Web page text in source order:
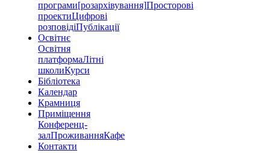
програми[розархівування]Просторові
проектиЦифрові
розповідіПублікації
Освітнє
Освітня
платформаЛітні
школиКурси
Бібліотека
Календар
Крамниця
Приміщення
Конференц-
залПроживанняКафе
Контакти